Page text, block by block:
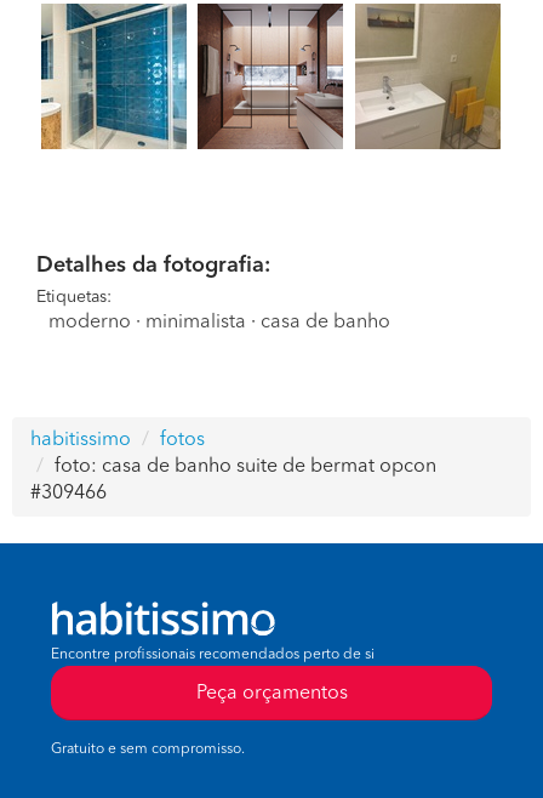
Detalhes da fotografia:
Etiquetas:
moderno · minimalista · casa de banho
habitissimo
fotos
foto: casa de banho suite de bermat opcon
#309466
Encontre profissionais recomendados perto de si
Peça orçamentos
Gratuito e sem compromisso.